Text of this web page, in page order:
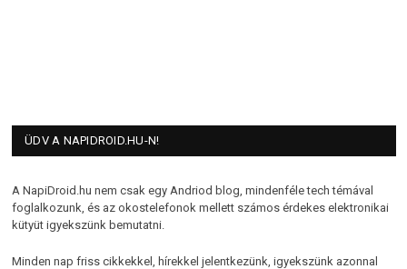
ÜDV A NAPIDROID.HU-N!
A NapiDroid.hu nem csak egy Andriod blog, mindenféle tech témával
foglalkozunk, és az okostelefonok mellett számos érdekes elektronikai
kütyüt igyekszünk bemutatni.
Minden nap friss cikkekkel, hírekkel jelentkezünk, igyekszünk azonnal